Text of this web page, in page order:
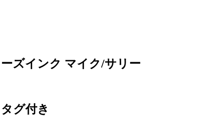
ズインク マイク/サリー
グ付き